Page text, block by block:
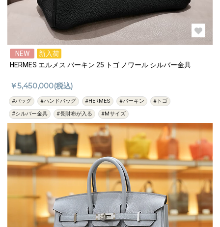
NEW
新入荷
HERMES エルメス バーキン 25 トゴ ノワール シルバー金具
￥5,450,000(税込)
#バッグ #ハンドバッグ #HERMES #バーキン
#トゴ
#シルバー金具
#長財布が入る #Mサイズ